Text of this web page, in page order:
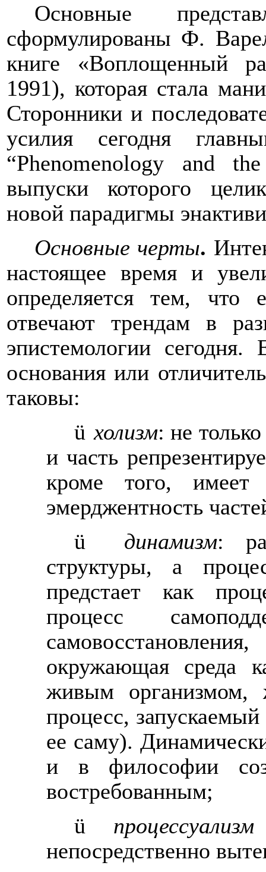
Основные
сформулированы Ф.
книге «Воплощенный
1991), которая стала
Сторонники и
усилия сегодня
“Phenomenology and
the
выпуски которого
новой парадигмы
Основные черты.
настоящее время и
определяется тем, что
отвечают трендам в
эпистемологии сегодня.
основания или
таковы:
ü холизм: не
и часть
кроме того, имеет
эмерджентность
ü
динамизм:
структуры, а
предстает как
процесс
окружающая среда
живым организмом,
процесс,
ее саму).
и в философии
востребованным;
ü
процессуализм
непосредственно